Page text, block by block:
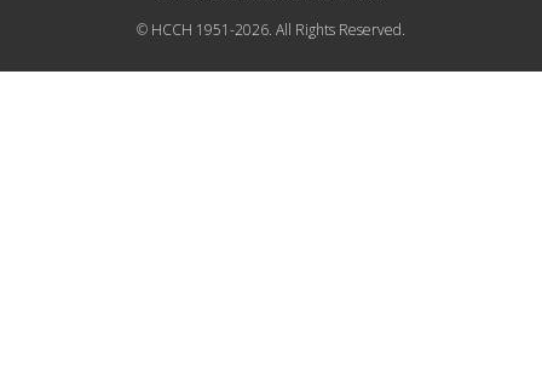
© HCCH 1951-2026. All Rights Reserved.